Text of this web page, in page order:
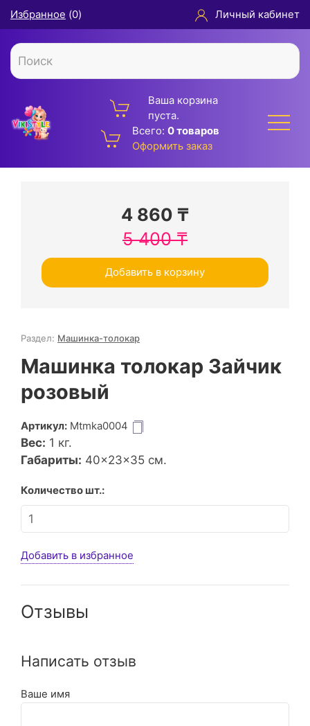
Избранное (0) Личный кабинет
Ваша корзина
пуста.
Всего: 0 товаров
Оформить заказ
4 860 ₸
5 400₸
Добавить в корзину
Раздел: Машинка-толокар
Машинка толокар Зайчик
розовый
Артикул: Mtmka0004
Вес: 1 кг.
Габариты: 40×23×35 см.
Количество шт.:
Добавить в избранное
Отзывы
Написать отзыв
Ваше имя